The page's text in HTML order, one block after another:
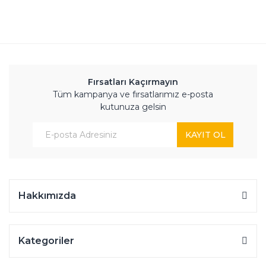
Fırsatları Kaçırmayın
Tüm kampanya ve fırsatlarımız e-posta
kutunuza gelsin
KAYIT OL
Hakkımızda
Kategoriler